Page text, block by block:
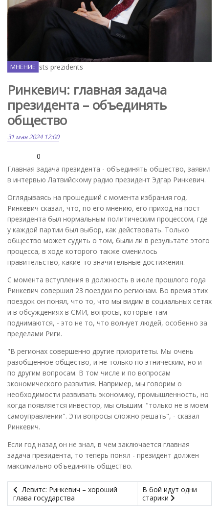
Flickr / Valsts prezidents
МНЕНИЕ
Ринкевич: главная задача
президента – объединять
общество
31 мая 2024 12:00
0
Главная задача президента - объединять общество, заявил
в интервью Латвийскому радио президент Эдгар Ринкевич.
Оглядываясь на прошедший с момента избрания год,
Ринкевич сказал, что, по его мнению, его приход на пост
президента был нормальным политическим процессом, где
у каждой партии был выбор, как действовать. Только
общество может судить о том, были ли в результате этого
процесса, в ходе которого также сменилось
правительство, какие-то значительные достижения.
С момента вступления в должность в июле прошлого года
Ринкевич совершил 23 поездки по регионам. Во время этих
поездок он понял, что то, что мы видим в социальных сетях
и в обсуждениях в СМИ, вопросы, которые там
поднимаются, - это не то, что волнует людей, особенно за
пределами Риги.
"В регионах совершенно другие приоритеты. Мы очень
разобщенное общество, и не только по этническим, но и
по другим вопросам. В том числе и по вопросам
экономического развития. Например, мы говорим о
необходимости развивать экономику, промышленность, но
когда появляется инвестор, мы слышим: "только не в моем
самоуправлении". Эти вопросы сложно решать", - сказал
Ринкевич.
Если год назад он не знал, в чем заключается главная
задача президента, то теперь понял - президент должен
максимально объединять общество.
Левитс: Ринкевич – хороший
глава государства
В бой идут одни
старики